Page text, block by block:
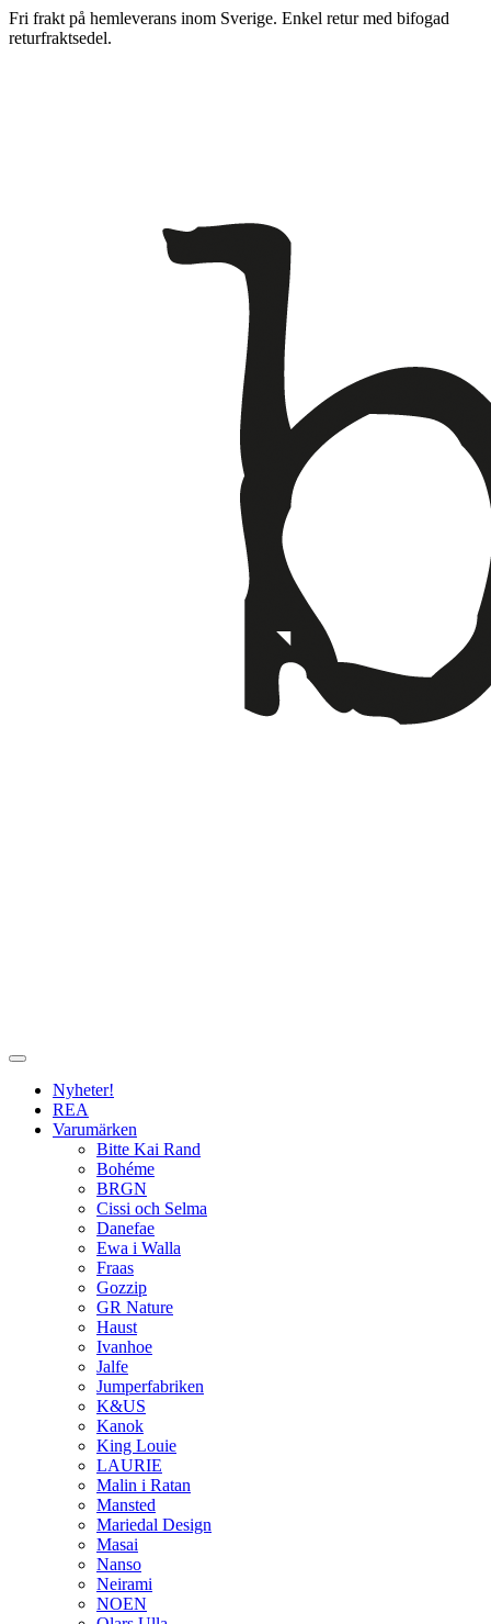
Fri frakt på hemleverans inom Sverige. Enkel retur med bifogad
returfraktsedel.
Nyheter!
REA
Varumärken
Bitte Kai Rand
Bohéme
BRGN
Cissi och Selma
Danefae
Ewa i Walla
Fraas
Gozzip
GR Nature
Haust
Ivanhoe
Jalfe
Jumperfabriken
K&US
Kanok
King Louie
LAURIE
Malin i Ratan
Mansted
Mariedal Design
Masai
Nanso
Neirami
NOEN